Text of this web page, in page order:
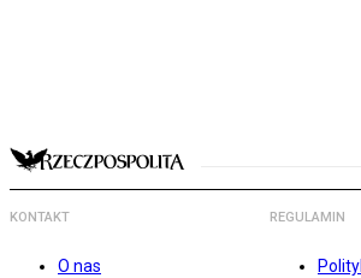
KONTAKT
O nas
REGULAMIN